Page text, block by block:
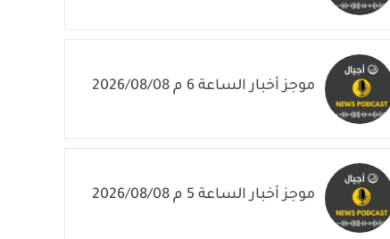
موجز أخبار الساعة 6 م 2026/08/08
موجز أخبار الساعة 5 م 2026/08/08